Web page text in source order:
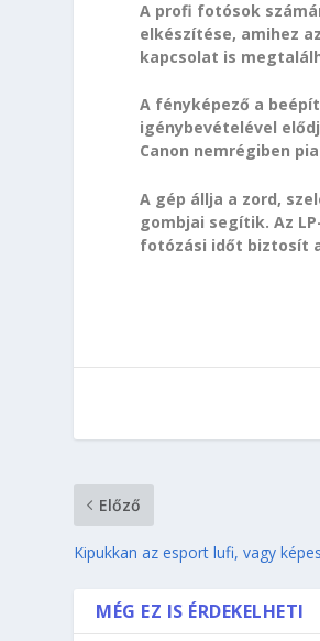
A profi fotósok
elkészítése, amihez
kapcsolat is
A fényképező a
igénybevételével
Canon nemrégiben
A gép állja a zord,
gombjai segítik. Az
fotózási időt biztosít
Előző
Kipukkan az esport lufi, vagy
MÉG EZ IS ÉRDEKELHETI